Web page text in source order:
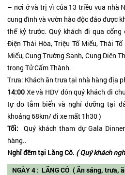
– nơi ở và trị vì của 13 triều vua nhà
cung đình và vườn hào độc đáo được
thế kỷ trước. Quý khách đi qua cổng
Điện Thái Hòa, Triệu Tổ Miếu, Thái
Miếu, Cung Trường Sanh, Cung Diên
trong Tử Cấm Thành.
Trưa: Khách ăn trưa tại nhà hàng địa
14:00 Xe và HDV đón quý khách di
tự do tắm biển và nghỉ dưỡng tại
khoảng 68km/ đi xe mất 1h30 )
Tối:
Quý khách tham dự Gala
hàng..
Nghỉ đêm tại Lăng Cô. ( Quý khách
NGÀY 4 : LĂNG CÔ ( Ăn sáng, trưa,